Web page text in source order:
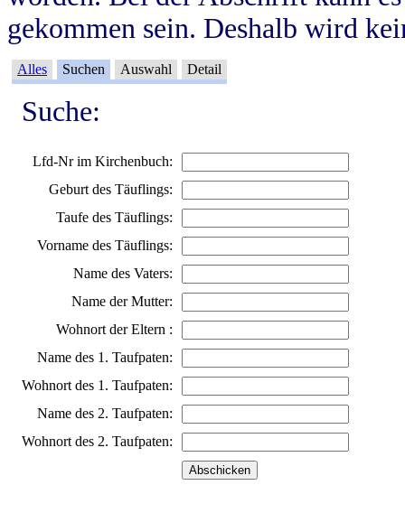
gekommen sein. Deshalb wird
Alles Suchen Auswahl Detail
Suche:
Lfd-Nr im Kirchenbuch:
Geburt des Täuflings:
Taufe des Täuflings:
Vorname des Täuflings:
Name des Vaters:
Name der Mutter:
Wohnort der Eltern :
Name des 1. Taufpaten:
Wohnort des 1. Taufpaten:
Name des 2. Taufpaten:
Wohnort des 2. Taufpaten: